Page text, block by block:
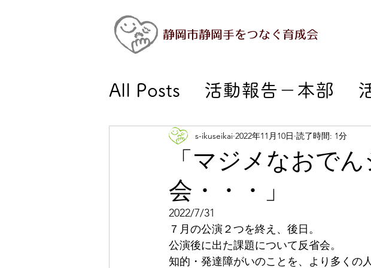
静岡市静岡手をつなぐ育成会
All Posts 活動報告－本部
活動報告－幼児部 活動報
活動報告－施設部
活動報告－委員会エンジョイ
「マジメなおで
会・・・」
s-ikuseikai 2022年11月10日 読了時間: 1分
2022/7/31
７月の公演２つを終え、後日。
公演後に出た課題について反省会。
知的・発達障がいのことを、より多くの